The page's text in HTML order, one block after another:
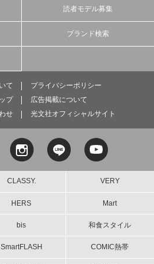
読者モデル募集
ブランド検索
て
プライバシーポリシー
プ
広告掲載について
せ
光文社オフィシャルサイト
CLASSY. VERY
HERS Mart
bis 和食スタイル
SmartFLASH COMIC熱帯